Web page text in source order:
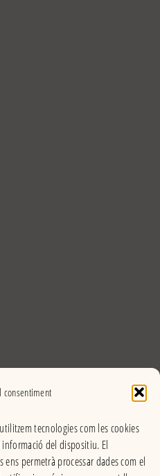
consentiment
tecnologies com les cookies
del dispositiu. El
permetrà processar dades com el
>>